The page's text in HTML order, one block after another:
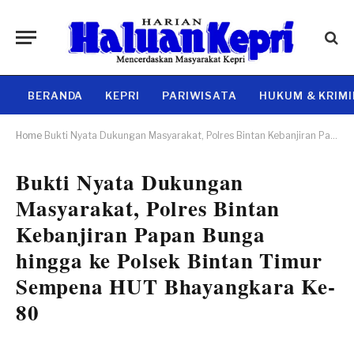
BERANDA KEPRI PARIWISATA HUKUM &
Home Bukti Nyata Dukungan Masyarakat, Polres Bintan Kebanjiran Papan Bunga hingga ke Polsek Bintan Timur Sempena HUT Bhayangkara Ke-80
Bukti Nyata Dukungan
Masyarakat, Polres Bintan
Kebanjiran Papan Bunga
hingga ke Polsek Bintan Timur
Sempena HUT Bhayangkara Ke-
80